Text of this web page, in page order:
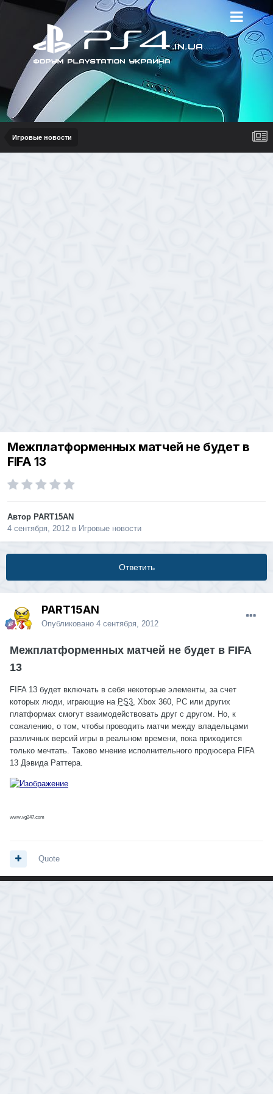
Игровые новости
Межплатформенных матчей не будет в
FIFA 13
Автор PART15AN
4 сентября, 2012 в Игровые новости
Ответить
PART15AN
Опубликовано 4 сентября, 2012
Межплатформенных матчей не будет в FIFA
13
FIFA 13 будет включать в себя некоторые элементы, за счет
которых люди, играющие на PS3, Xbox 360, PC или других
платформах смогут взаимодействовать друг с другом. Но, к
сожалению, о том, чтобы проводить матчи между владельцами
различных версий игры в реальном времени, пока приходится
только мечтать. Таково мнение исполнительного продюсера FIFA
13 Дэвида Раттера.
www.vg247.com
Quote